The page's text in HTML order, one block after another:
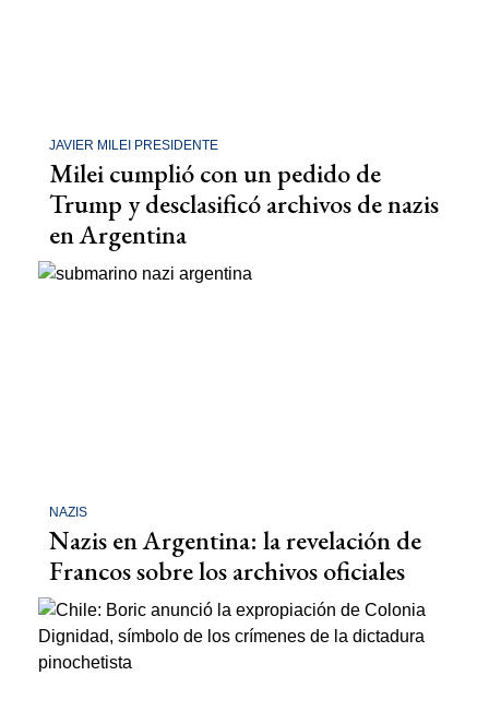
JAVIER MILEI PRESIDENTE
Milei cumplió con un pedido de
Trump y desclasificó archivos de nazis
en Argentina
NAZIS
Nazis en Argentina: la revelación de
Francos sobre los archivos oficiales